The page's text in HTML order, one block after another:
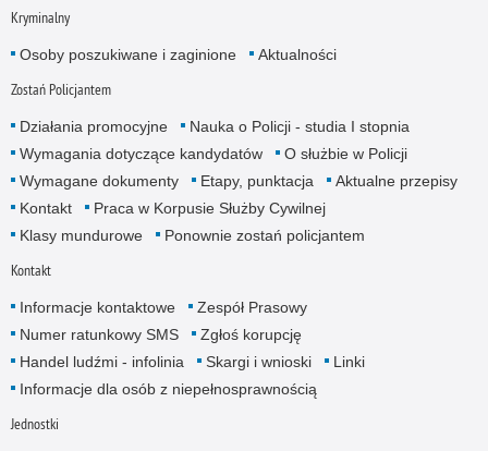
Kryminalny
Osoby poszukiwane i zaginione Aktualności
Zostań Policjantem
Działania promocyjne
Nauka o Policji - studia I stopnia
Wymagania dotyczące kandydatów
O służbie w Policji
Wymagane dokumenty
Etapy, punktacja
Aktualne przepisy
Kontakt
Praca w Korpusie Służby Cywilnej
Klasy mundurowe
Ponownie zostań policjantem
Kontakt
Informacje kontaktowe
Zespół Prasowy
Numer ratunkowy SMS
Zgłoś korupcję
Handel ludźmi - infolinia
Skargi i wnioski
Linki
Informacje dla osób z niepełnosprawnością
Jednostki